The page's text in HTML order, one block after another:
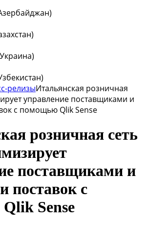
релизыИтальянская розничная
управление поставщиками и
с помощью Qlik Sense
розничная сеть
поставщиками и
поставок с
Sense